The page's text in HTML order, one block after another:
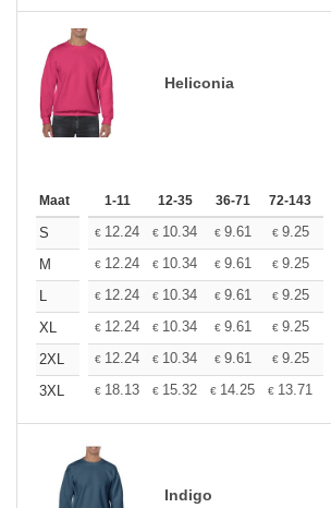
Heliconia
Maat 1-11 12-35 36-71 72-143
S € 12.24 € 10.34 € 9.61 € 9.25
M
€ 12.24 € 10.34 € 9.61 € 9.25
L
€ 12.24 € 10.34 € 9.61 € 9.25
XL
€ 12.24 € 10.34 € 9.61 € 9.25
2XL
€ 12.24 € 10.34 € 9.61 € 9.25
3XL
€ 18.13 € 15.32 € 14.25 € 13.71
Indigo